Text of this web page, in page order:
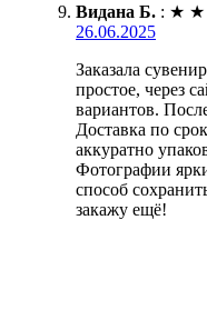
Видана Б. : ★ ★
26.06.2025
Заказала
простое, через
вариантов.
Доставка по
аккуратно
Фотографии
способ
закажу ещё!